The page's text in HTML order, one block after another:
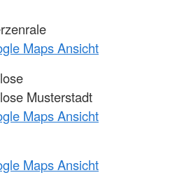
Maps Ansicht
Musterstadt
Maps Ansicht
Maps Ansicht